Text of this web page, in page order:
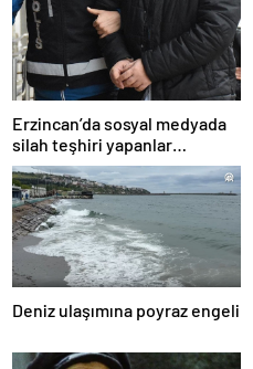
Erzincan’da sosyal medyada
silah teşhiri yapanlar
yakalandı
Deniz ulaşımına poyraz engeli